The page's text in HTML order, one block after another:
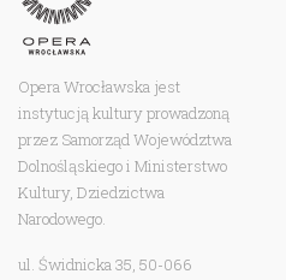
Opera Wrocławska jest
instytucją kultury prowadzoną
przez Samorząd Województwa
Dolnośląskiego i Ministerstwo
Kultury, Dziedzictwa
Narodowego.
ul. Świdnicka 35, 50-066